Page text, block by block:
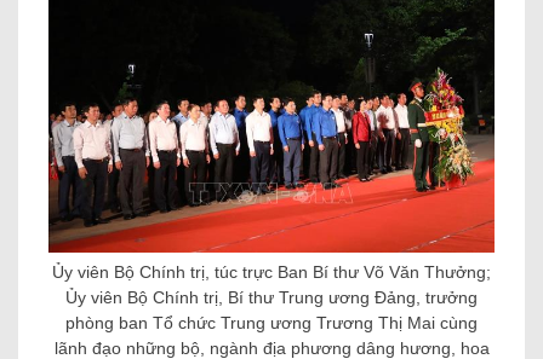
Ủy viên Bộ Chính trị, túc trực Ban Bí thư Võ Văn Thưởng;
Ủy viên Bộ Chính trị, Bí thư Trung ương Đảng, trưởng
phòng ban Tổ chức Trung ương Trương Thị Mai cùng
lãnh đạo những bộ, ngành địa phương dâng hương, hoa